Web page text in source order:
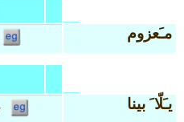
مـَعزوم
يـَلّا َ بينا